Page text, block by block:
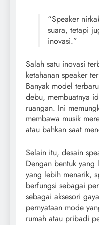
“Speaker
suara, tetapi
inovasi.”
Salah satu inovasi
ketahanan speaker
Banyak model
debu, membuatnya
ruangan. Ini
membawa musik
atau bahkan saat
Selain itu, desain
Dengan bentuk yang
yang lebih menarik,
berfungsi sebagai
sebagai aksesori
pernyataan mode
rumah atau pribadi